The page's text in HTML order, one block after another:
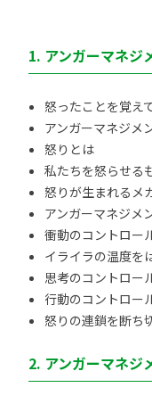
1. アンガーマネジ
怒ったことを覚え
アンガーマネジメ
怒りとは
私たちを怒らせる
怒りが生まれるメ
アンガーマネジメ
衝動のコントロー
イライラの温度を
思考のコントロー
行動のコントロー
怒りの連鎖を断ち
2. アンガーマネジ